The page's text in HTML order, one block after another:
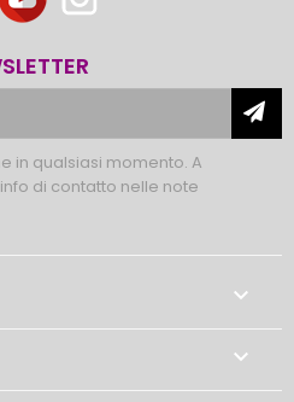
in qualsiasi momento. A
di contatto nelle note

